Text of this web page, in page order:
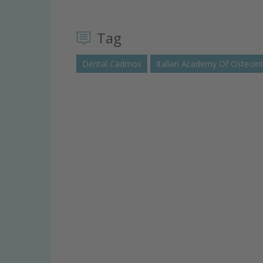
Tag
Dental Cadmos Italian Academy Of